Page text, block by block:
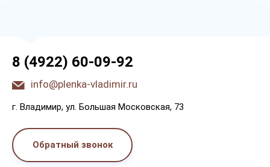
8 (4922) 60-09-92
info@plenka-vladimir.ru
г. Bлaдимиp, yл. Бoльшaя Мocкoвcкaя, 73
Обратный звонок